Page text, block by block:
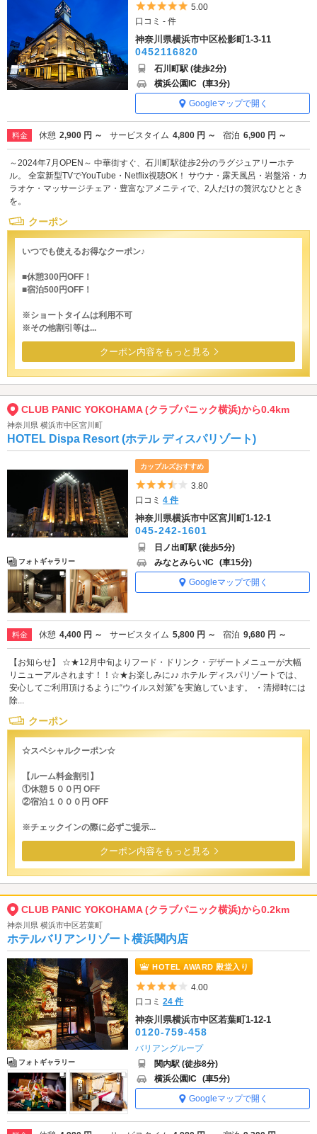
5つ星のうち5
5.00
口コミ - 件
神奈川県横浜市中区松影町1-3-11
0452116820
石川町駅 (徒歩2分)
横浜公園IC (車3分)
Googleマップで開く
料金 休憩 2,900 円 ～ サービスタイム 4,800 円 ～ 宿泊 6,900 円 ～
～2024年7月OPEN～ 中華街すぐ、石川町駅徒歩2分のラグジュアリーホテ
ル。 全室新型TVでYouTube・Netflix視聴OK！ サウナ・露天風呂・岩盤浴・カ
ラオケ・マッサージチェア・豊富なアメニティで、2人だけの贅沢なひととき
を。
クーポン
いつでも使えるお得なクーポン♪
■休憩300円OFF！
■宿泊500円OFF！
※ショートタイムは利用不可
※その他割引等は...
クーポン内容をもっと見る
CLUB PANIC YOKOHAMA (クラブパニック横浜)から0.4km
神奈川県 横浜市中区宮川町
HOTEL Dispa Resort (ホテル ディスパリゾート)
フォトギャラリー
カップルズおすすめ
5つ星のうち3.5
3.80
口コミ4 件
神奈川県横浜市中区宮川町1-12-1
045-242-1601
日ノ出町駅 (徒歩5分)
みなとみらいIC (車15分)
Googleマップで開く
料金 休憩 4,400 円 ～ サービスタイム 5,800 円 ～ 宿泊 9,680 円 ～
【お知らせ】 ☆★12月中旬よりフード・ドリンク・デザートメニューが大幅
リニューアルされます！！☆★お楽しみに♪♪ ホテル ディスパリゾートでは、
安心してご利用頂けるように“ウイルス対策”を実施しています。 ・清掃時には
除...
クーポン
☆スペシャルクーポン☆
【ルーム料金割引】
①休憩５００円 OFF
②宿泊１０００円 OFF
※チェックインの際に必ずご提示...
クーポン内容をもっと見る
CLUB PANIC YOKOHAMA (クラブパニック横浜)から0.2km
神奈川県 横浜市中区若葉町
ホテルバリアンリゾート横浜関内店
フォトギャラリー
HOTEL AWARD 殿堂入り
5つ星のうち4
4.00
口コミ24 件
神奈川県横浜市中区若葉町1-12-1
0120-759-458
バリアングループ
関内駅 (徒歩8分)
横浜公園IC (車5分)
Googleマップで開く